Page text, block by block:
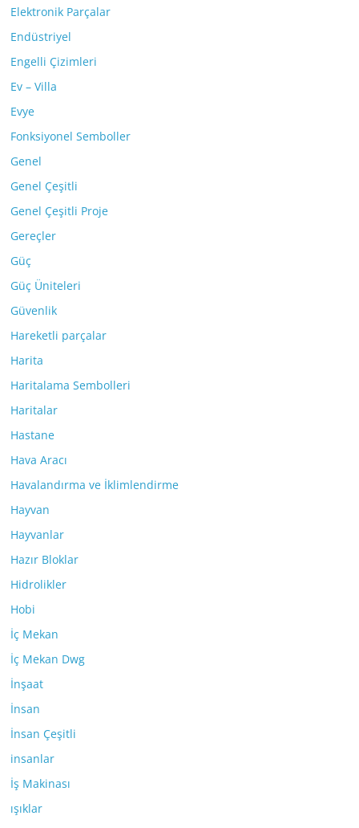
Elektronik Parçalar
Endüstriyel
Engelli Çizimleri
Ev – Villa
Evye
Fonksiyonel Semboller
Genel
Genel Çeşitli
Genel Çeşitli Proje
Gereçler
Güç
Güç Üniteleri
Güvenlik
Hareketli parçalar
Harita
Haritalama Sembolleri
Haritalar
Hastane
Hava Aracı
Havalandırma ve İklimlendirme
Hayvan
Hayvanlar
Hazır Bloklar
Hidrolikler
Hobi
İç Mekan
İç Mekan Dwg
İnşaat
İnsan
İnsan Çeşitli
insanlar
İş Makinası
ışıklar